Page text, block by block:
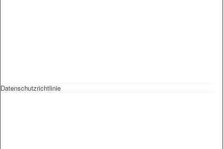
Datenschutzrichtlinie